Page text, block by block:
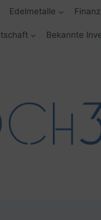
Edelmetalle
Bekannte